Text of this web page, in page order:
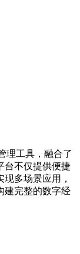
理工具，融合了
台不仅提供便捷
多场景应用，
建完整的数字经